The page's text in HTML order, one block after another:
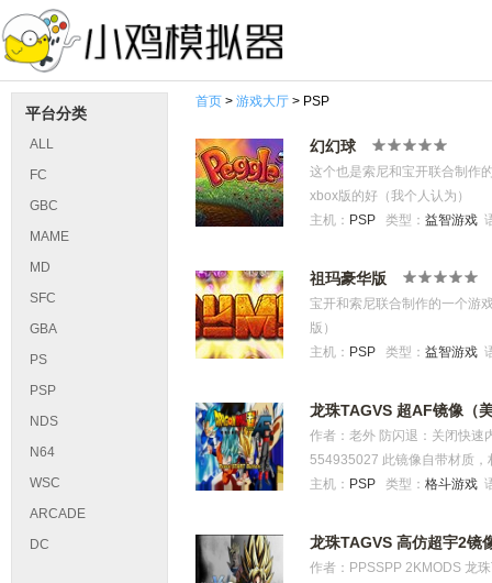
平台分类
ALL
FC
GBC
MAME
MD
SFC
GBA
PS
PSP
NDS
N64
WSC
ARCADE
DC
首页 > 游戏大厅 > PSP
幻幻球
这个也是索尼和宝开联合制作
xbox版的好（我个人认为）
主机： PSP 类型： 益智游戏
祖玛豪华版
宝开和索尼联合制作的一个游
版）
主机： PSP 类型： 益智游戏
龙珠TAGVS 超AF镜像（
作者：老外 防闪退：关闭快速
554935027 此镜像自带材质
美神档等群应有尽有哦！ 【
连发，长按可蓄力。 ○ ：防御
主机： PSP 类型： 格斗游戏
龙珠TAGVS 高仿超宇2镜
作者：PPSSPP 2KMODS 龙